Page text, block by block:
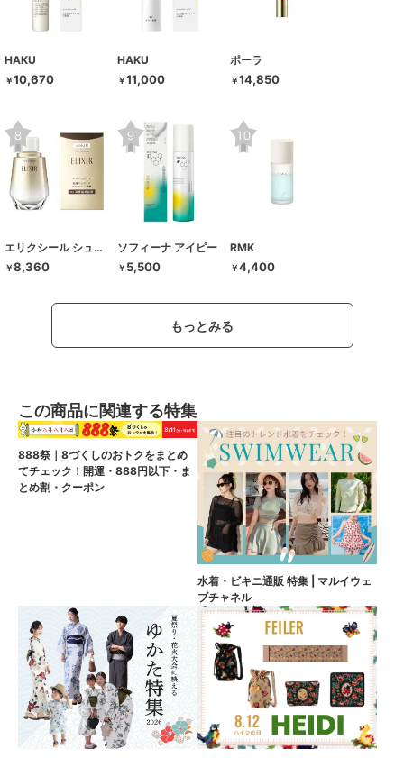
HAKU
￥10,670
HAKU
￥11,000
ポーラ
￥14,850
エリクシール シュペリエル
￥8,360
ソフィーナ アイピー
￥ 5,500
RMK
￥4,400
もっとみる
この商品に関連する特集
888祭｜8づくしのおトクをまとめ
てチェック！開運・888円以下・ま
とめ割・クーポン
水着・ビキニ通販 特集 | マルイウェ
ブチャネル